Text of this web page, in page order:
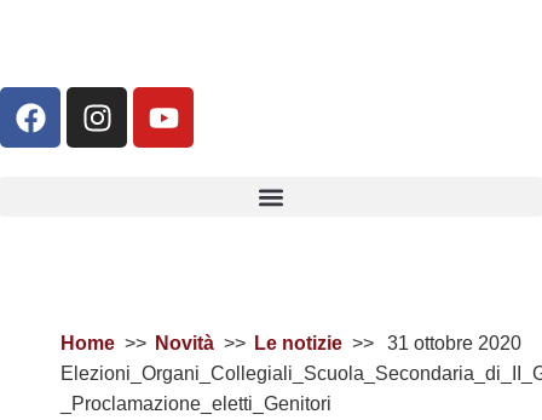
Home Novità Le notizie
31 ottobre 2020
_Proclamazione_eletti_Genitori